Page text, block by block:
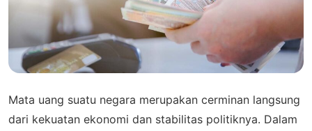
Mata uang suatu negara merupakan cerminan langsung
dari kekuatan ekonomi dan stabilitas politiknya. Dalam